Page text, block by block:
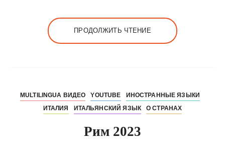
ПРОДОЛЖИТЬ ЧТЕНИЕ
MULTILINGUA ВИДЕО YOUTUBE
ИНОСТРАННЫЕ ЯЗЫКИ
ИТАЛИЯ
ИТАЛЬЯНСКИЙ ЯЗЫК О СТРАНАХ
Рим 2023